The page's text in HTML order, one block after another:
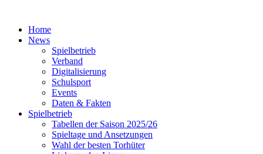
Home
News
Spielbetrieb
Verband
Digitalisierung
Schulsport
Events
Daten & Fakten
Spielbetrieb
Tabellen der Saison 2025/26
Spieltage und Ansetzungen
Wahl der besten Torhüter